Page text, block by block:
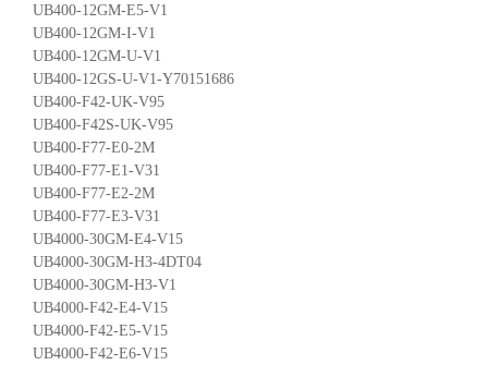
UB400-12GM-E5-V1
UB400-12GM-I-V1
UB400-12GM-U-V1
UB400-12GS-U-V1-Y70151686
UB400-F42-UK-V95
UB400-F42S-UK-V95
UB400-F77-E0-2M
UB400-F77-E1-V31
UB400-F77-E2-2M
UB400-F77-E3-V31
UB4000-30GM-E4-V15
UB4000-30GM-H3-4DT04
UB4000-30GM-H3-V1
UB4000-F42-E4-V15
UB4000-F42-E5-V15
UB4000-F42-E6-V15